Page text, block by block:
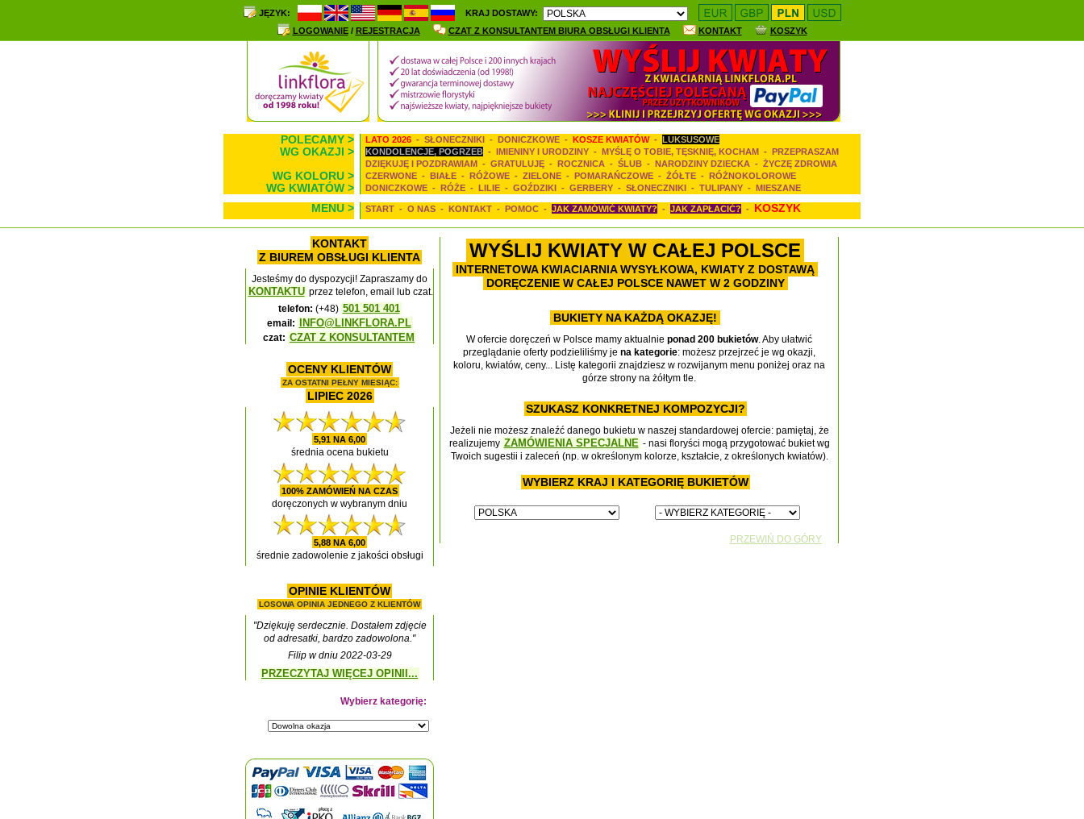
JĘZYK:
KRAJ DOSTAWY:
LOGOWANIE/ REJESTRACJA CZAT Z KONSULTANTEM BIURA OBSŁUGI KLIENTA KONTAKT KOSZYK
POLECAMY >
WG OKAZJI >
WG KOLORU >
WG KWIATÓW >
LATO 2026 - SŁONECZNIKI - DONICZKOWE - KOSZE KWIATÓW- LUKSUSOWE
KONDOLENCJE, POGRZEB - IMIENINY I URODZINY - MYŚLĘ O TOBIE, TĘSKNIĘ, KOCHAM - PRZEPRASZAM
DZIĘKUJĘ I POZDRAWIAM - GRATULUJĘ - ROCZNICA - ŚLUB - NARODZINY DZIECKA - ŻYCZĘ ZDROWIA
CZERWONE - BIAŁE - RÓŻOWE - ZIELONE - POMARAŃCZOWE - ŻÓŁTE - RÓŻNOKOLOROWE
DONICZKOWE - RÓŻE - LILIE - GOŹDZIKI - GERBERY - SŁONECZNIKI - TULIPANY - MIESZANE
MENU > START - O NAS - KONTAKT - POMOC - JAK ZAMÓWIĆ KWIATY? - JAK ZAPŁACIĆ? - KOSZYK
KONTAKT
Z BIUREM OBSŁUGI KLIENTA
Jesteśmy do dyspozycji! Zapraszamy do
KONTAKTU przez telefon, email lub czat.
telefon: (+48) 501 501 401
email: INFO@LINKFLORA.PL
czat: CZAT Z KONSULTANTEM
OCENY KLIENTÓW
ZA OSTATNI PEŁNY MIESIĄC:
LIPIEC 2026
5,91 NA 6,00
średnia ocena bukietu
100% ZAMÓWIEŃ NA CZAS
doręczonych w wybranym dniu
5,88 NA 6,00
średnie zadowolenie z jakości obsługi
OPINIE KLIENTÓW
LOSOWA OPINIA JEDNEGO Z KLIENTÓW
"Dziękuję serdecznie. Dostałem zdjęcie
od adresatki, bardzo zadowolona."
Filip w dniu 2022-03-29
PRZECZYTAJ WIĘCEJ OPINII...
Wybierz kategorię:
WYŚLIJ KWIATY W CAŁEJ POLSCE
INTERNETOWA KWIACIARNIA WYSYŁKOWA, KWIATY Z DOSTAWĄ
DORĘCZENIE W CAŁEJ POLSCE NAWET W 2 GODZINY
BUKIETY NA KAŻDĄ OKAZJĘ!
W ofercie doręczeń w Polsce mamy aktualnie ponad 200 bukietów. Aby ułatwić
przeglądanie oferty podzieliliśmy je na kategorie: możesz przejrzeć je wg okazji,
koloru, kwiatów, ceny... Listę kategorii znajdziesz w rozwijanym menu poniżej oraz na
górze strony na żółtym tle.
SZUKASZ KONKRETNEJ KOMPOZYCJI?
Jeżeli nie możesz znaleźć danego bukietu w naszej standardowej ofercie: pamiętaj, że
realizujemy ZAMÓWIENIA SPECJALNE - nasi floryści mogą przygotować bukiet wg
Twoich sugestii i zaleceń (np. w określonym kolorze, kształcie, z określonych kwiatów).
WYBIERZ KRAJ I KATEGORIĘ BUKIETÓW
PRZEWIŃ DO GÓRY